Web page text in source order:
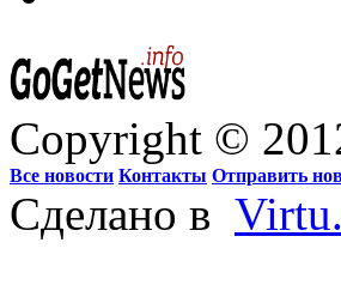
Copyright ©
Все новости Контакты Отправить
Сделано в